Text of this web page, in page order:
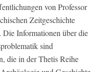
von Professor
Zeitgeschichte
Informationen über die
sind
die in der Thetis Reihe